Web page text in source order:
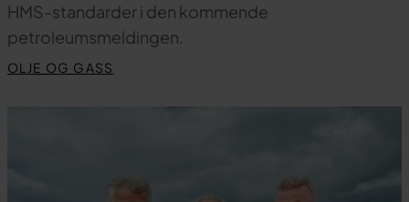
HMS-standarder i den kommende
petroleumsmeldingen.
OLJE OG GASS